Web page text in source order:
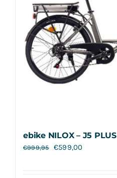
ebike NILOX – J5 PLUS
€999,95 €599,00